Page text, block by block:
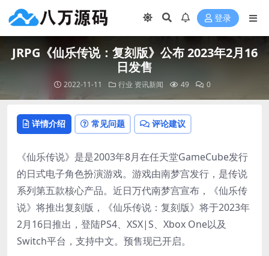
登录
JRPG《仙乐传说：复刻版》公布 2023年2月16
日发售
2022-11-11 行业 资讯新闻 49 0
详情介绍 常见问题 评论建议
《仙乐传说》是是2003年8月在任天堂GameCube发行
的日式电子角色扮演游戏。游戏由南梦宫发行，是传说
系列第五款核心产品。近日万代南梦宫宣布，《仙乐传
说》将推出复刻版，《仙乐传说：复刻版》将于2023年
2月16日推出，登陆PS4、XSX|S、Xbox One以及
Switch平台，支持中文。预售现已开启。